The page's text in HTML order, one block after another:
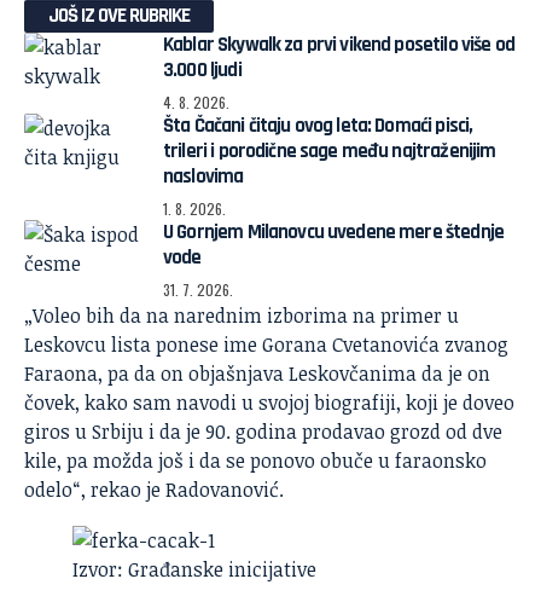
JOŠ IZ OVE RUBRIKE
Kablar Skywalk za prvi vikend posetilo više od
3.000 ljudi
4. 8. 2026.
Šta Čačani čitaju ovog leta: Domaći pisci,
trileri i porodične sage među najtraženijim
naslovima
1. 8. 2026.
U Gornjem Milanovcu uvedene mere štednje
vode
31. 7. 2026.
„Voleo bih da na narednim izborima na primer u
Leskovcu lista ponese ime Gorana Cvetanovića zvanog
Faraona, pa da on objašnjava Leskovčanima da je on
čovek, kako sam navodi u svojoj biografiji, koji je doveo
giros u Srbiju i da je 90. godina prodavao grozd od dve
kile, pa možda još i da se ponovo obuče u faraonsko
odelo“, rekao je Radovanović.
Izvor: Građanske inicijative